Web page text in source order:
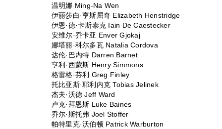
温明娜 Ming-Na Wen
伊丽莎白·亨斯屈奇 Elizabeth Henstridge
伊恩·德·卡斯泰克 Iain De Caestecker
安维尔·乔卡亚 Enver Gjokaj
娜塔丽·科尔多瓦 Natalia Cordova
达伦·巴内特 Darren Barnet
亨利·西蒙斯 Henry Simmons
格雷格·芬利 Greg Finley
托比亚斯·耶利内克 Tobias Jelinek
杰夫·沃德 Jeff Ward
卢克·拜恩斯 Luke Baines
乔尔·斯托弗 Joel Stoffer
帕特里克·沃伯顿 Patrick Warburton